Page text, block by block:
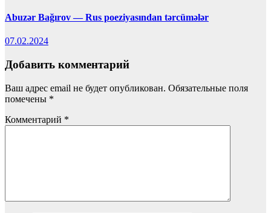
Abuzər Bağırov — Rus poeziyasından tərcümələr
07.02.2024
Добавить комментарий
Ваш адрес email не будет опубликован. Обязательные поля
помечены *
Комментарий *